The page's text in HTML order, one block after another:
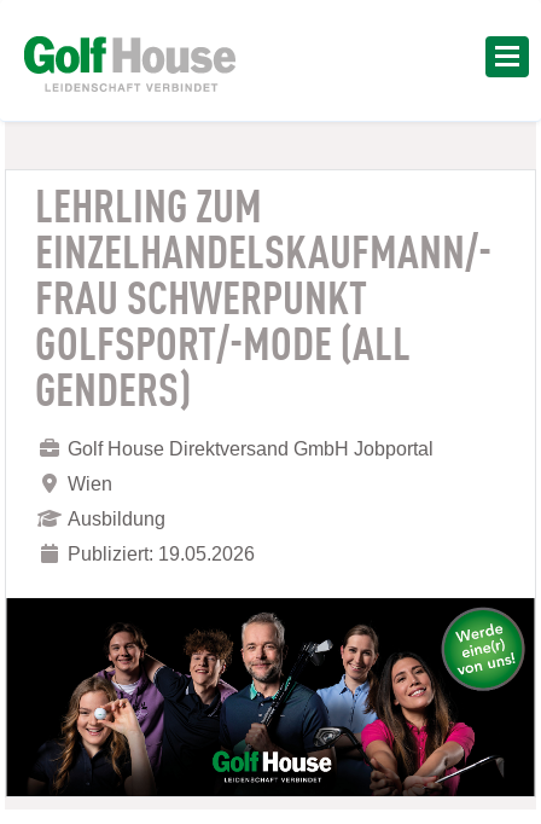
LEHRLING ZUM
EINZELHANDELSKAUFMANN/-
FRAU SCHWERPUNKT
GOLFSPORT/-MODE (ALL
GENDERS)
Golf House Direktversand GmbH Jobportal
Wien
Ausbildung
Publiziert: 19.05.2026